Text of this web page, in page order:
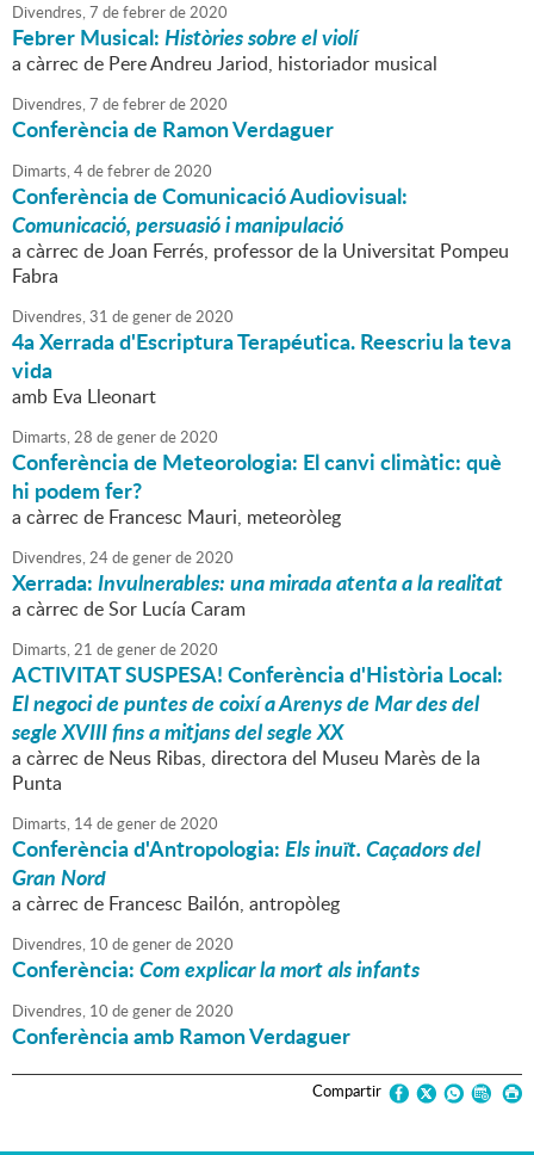
Divendres,7 defebrerde2020
Febrer Musical:Històries sobre el violí
a càrrec de Pere Andreu Jariod, historiador musical
Divendres,7 defebrerde2020
Conferència de Ramon Verdaguer
Dimarts,4defebrerde2020
Conferència de Comunicació Audiovisual:
Comunicació, persuasió i manipulació
a càrrec de Joan Ferrés, professor de la Universitat Pompeu
Fabra
Divendres,31 degenerde2020
4a Xerrada d'Escriptura Terapéutica. Reescriu la teva
vida
amb Eva Lleonart
Dimarts,28 degenerde2020
Conferència de Meteorologia: El canvi climàtic: què
hi podem fer?
a càrrec de Francesc Mauri, meteoròleg
Divendres,24degenerde2020
Xerrada:Invulnerables: una mirada atenta a la realitat
a càrrec de Sor Lucía Caram
Dimarts,21 degenerde2020
ACTIVITAT SUSPESA! Conferència d'Història Local:
El negoci de puntes de coixí a Arenys de Mar des del
segle XVIII fins a mitjans del segle XX
a càrrec de Neus Ribas, directora del Museu Marès de la
Punta
Dimarts, 14degenerde2020
Conferència d'Antropologia:Els inuït. Caçadors del
Gran Nord
a càrrec de Francesc Bailón, antropòleg
Divendres, 10 degenerde2020
Conferència:Com explicar la mort als infants
Divendres, 10 degenerde2020
Conferència amb Ramon Verdaguer
Compartir